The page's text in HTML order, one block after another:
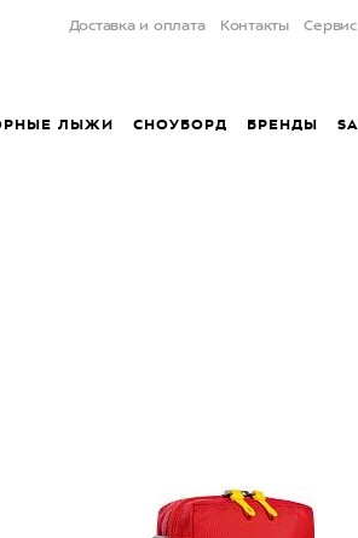
Доставка и оплата Контакты Сервис
ЛЫЖИ СНОУБОРД БРЕНДЫ